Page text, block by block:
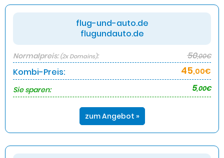
flug-und-auto.de
flugundauto.de
Normalpreis:(2x Domains): 50,00€
Kombi-Preis: 45,00€
Sie sparen:
5,00€
zum Angebot »